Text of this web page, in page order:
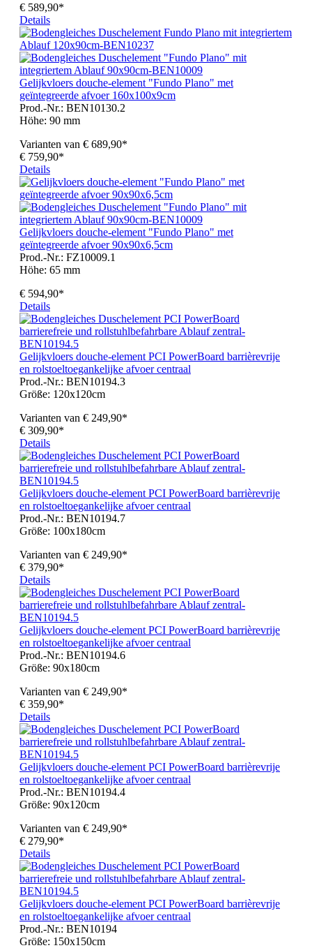
€ 589,90*
Details
Gelijkvloers douche-element "Fundo Plano" met
geïntegreerde afvoer 160x100x9cm
Prod.-Nr.: BEN10130.2
Höhe: 90 mm
Varianten van € 689,90*
€ 759,90*
Details
Gelijkvloers douche-element "Fundo Plano" met
geïntegreerde afvoer 90x90x6,5cm
Prod.-Nr.: FZ10009.1
Höhe: 65 mm
€ 594,90*
Details
Gelijkvloers douche-element PCI PowerBoard barrièrevrije
en rolstoeltoegankelijke afvoer centraal
Prod.-Nr.: BEN10194.3
Größe: 120x120cm
Varianten van € 249,90*
€ 309,90*
Details
Gelijkvloers douche-element PCI PowerBoard barrièrevrije
en rolstoeltoegankelijke afvoer centraal
Prod.-Nr.: BEN10194.7
Größe: 100x180cm
Varianten van € 249,90*
€ 379,90*
Details
Gelijkvloers douche-element PCI PowerBoard barrièrevrije
en rolstoeltoegankelijke afvoer centraal
Prod.-Nr.: BEN10194.6
Größe: 90x180cm
Varianten van € 249,90*
€ 359,90*
Details
Gelijkvloers douche-element PCI PowerBoard barrièrevrije
en rolstoeltoegankelijke afvoer centraal
Prod.-Nr.: BEN10194.4
Größe: 90x120cm
Varianten van € 249,90*
€ 279,90*
Details
Gelijkvloers douche-element PCI PowerBoard barrièrevrije
en rolstoeltoegankelijke afvoer centraal
Prod.-Nr.: BEN10194
Größe: 150x150cm